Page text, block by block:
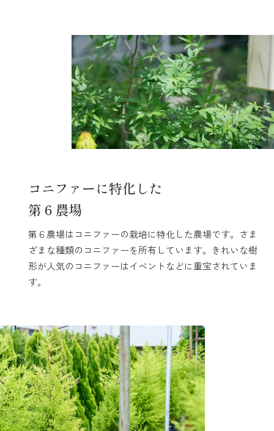
コニファーに特化した
第６農場
第６農場はコニファーの栽培に特化した農場です。さま
ざまな種類のコニファーを所有しています。きれいな樹
形が人気のコニファーはイベントなどに重宝されていま
す。